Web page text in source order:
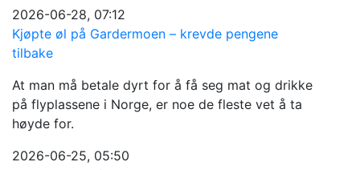
2026-06-28, 07:12
Kjøpte øl på Gardermoen – krevde pengene
tilbake
At man må betale dyrt for å få seg mat og drikke
på flyplassene i Norge, er noe de fleste vet å ta
høyde for.
2026-06-25, 05:50